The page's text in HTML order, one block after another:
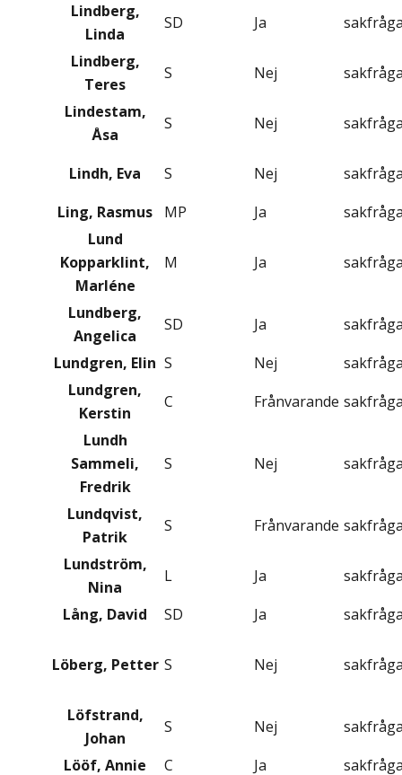
Lindberg,
Linda
SD Ja
Lindberg,
Teres
S Nej
Lindestam,
Åsa
S Nej
Lindh, Eva S Nej
Ling, Rasmus
MP Ja
Lund
Kopparklint,
Marléne
M Ja
Lundberg,
Angelica
SD Ja
Lundgren, Elin S Nej
Lundgren,
Kerstin
C Frånvarande
Lundh
Sammeli,
Fredrik
S Nej
Lundqvist,
Patrik
S Frånvarande
Lundström,
Nina
L Ja
Lång, David
SD Ja
Löberg, Petter S Nej
Löfstrand,
Johan
S Nej
Lööf, Annie
C Ja